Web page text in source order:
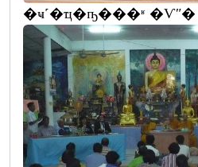
�ҹ˹�ҵ�ҧ���ʶ �Ѵʺ�